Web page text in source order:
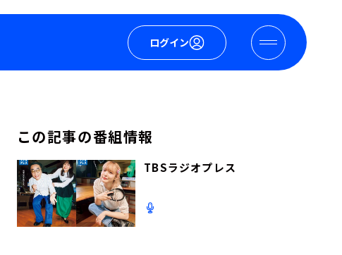
ログイン
この記事の番組情報
TBSラジオプレス